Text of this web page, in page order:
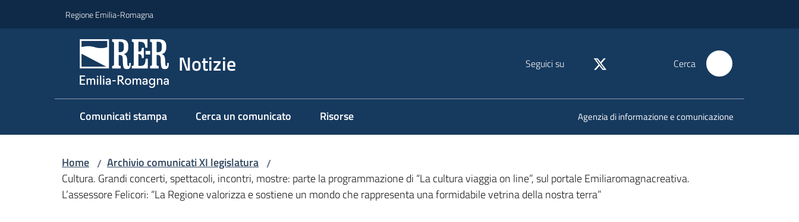
Regione Emilia-Romagna
Notizie Seguici su Cerca
Comunicati stampa Cerca un comunicato Risorse Agenzia di informazione e comunicazione
Home / Archivio comunicati XI legislatura /
Cultura. Grandi concerti, spettacoli, incontri, mostre: parte la programmazione di “La cultura viaggia on line”, sul portale Emiliaromagnacreativa.
L’assessore Felicori: “La Regione valorizza e sostiene un mondo che rappresenta una formidabile vetrina della nostra terra”